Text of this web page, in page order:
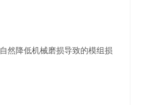
然降低机械磨损导致的模组损